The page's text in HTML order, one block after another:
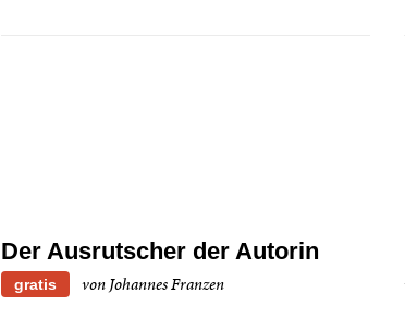
Der Ausrutscher der Autorin
gratis von Johannes Franzen